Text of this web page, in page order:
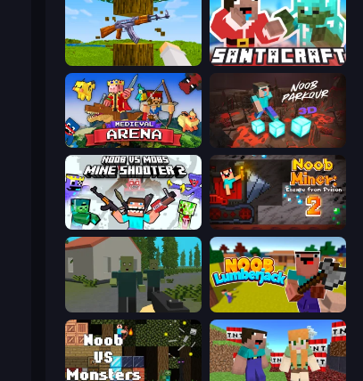
Mine Shooter 3D SantaCraft
Medieval Arena Noob Parkour 3D
Mine Shooter 2: Noob vs Mobs Noob Miner 2: Escape From Prison
Idle Noob Lumberjack